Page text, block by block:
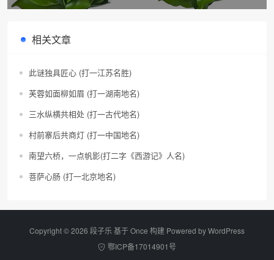
相关文章
此谜独具匠心 (打一江苏名胜)
芙蓉如面柳如眉 (打一湖南地名)
三水纵横共相处 (打一古代地名)
村前寨后共商灯 (打一中国地名)
南望六桥，一点帆影(打二字《西游记》人名)
菩萨心肠 (打一北京地名)
Copyright © 2026 段子乐 基于 Once 构建 Powered byWordPress
鄂ICP备17014901号